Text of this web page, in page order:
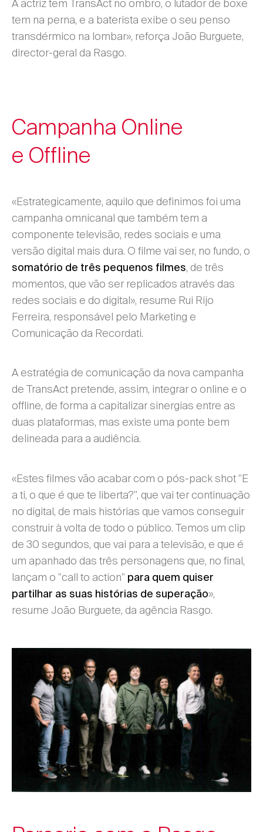
A actriz tem TransAct no ombro, o lutador de boxe
tem na perna, e a baterista exibe o seu penso
transdérmico na lombar», reforça João Burguete,
director-geral da Rasgo.
Campanha Online
e Offline
«Estrategicamente, aquilo que definimos foi uma
campanha omnicanal que também tem a
componente televisão, redes sociais e uma
versão digital mais dura. O filme vai ser, no fundo, o
somatório de três pequenos filmes, de três
momentos, que vão ser replicados através das
redes sociais e do digital», resume Rui Rijo
Ferreira, responsável pelo Marketing e
Comunicação da Recordati.
A estratégia de comunicação da nova campanha
de TransAct pretende, assim, integrar o online e o
offline, de forma a capitalizar sinergias entre as
duas plataformas, mas existe uma ponte bem
delineada para a audiência.
«Estes filmes vão acabar com o pós-pack shot "E
a ti, o que é que te liberta?", que vai ter continuação
no digital, de mais histórias que vamos conseguir
construir à volta de todo o público. Temos um clip
de 30 segundos, que vai para a televisão, e que é
um apanhado das três personagens que, no final,
lançam o "call to action" para quem quiser
partilhar as suas histórias de superação»,
resume João Burguete, da agência Rasgo.